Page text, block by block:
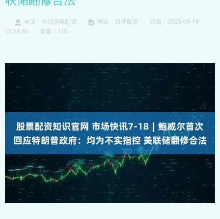
来源：今日策略配资 网站：旗开配资
日期：2025-09-18
15:34:30
查看：116